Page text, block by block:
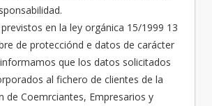
en la ley orgánica 15/1999 13
de protecciónd e datos de carácter
que los datos solicitados
al fichero de clientes de la
de Coemrciantes, Empresarios y